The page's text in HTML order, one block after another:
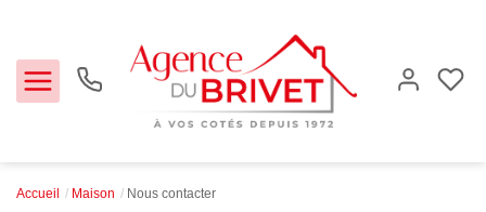
Accueil Maison Nous contacter